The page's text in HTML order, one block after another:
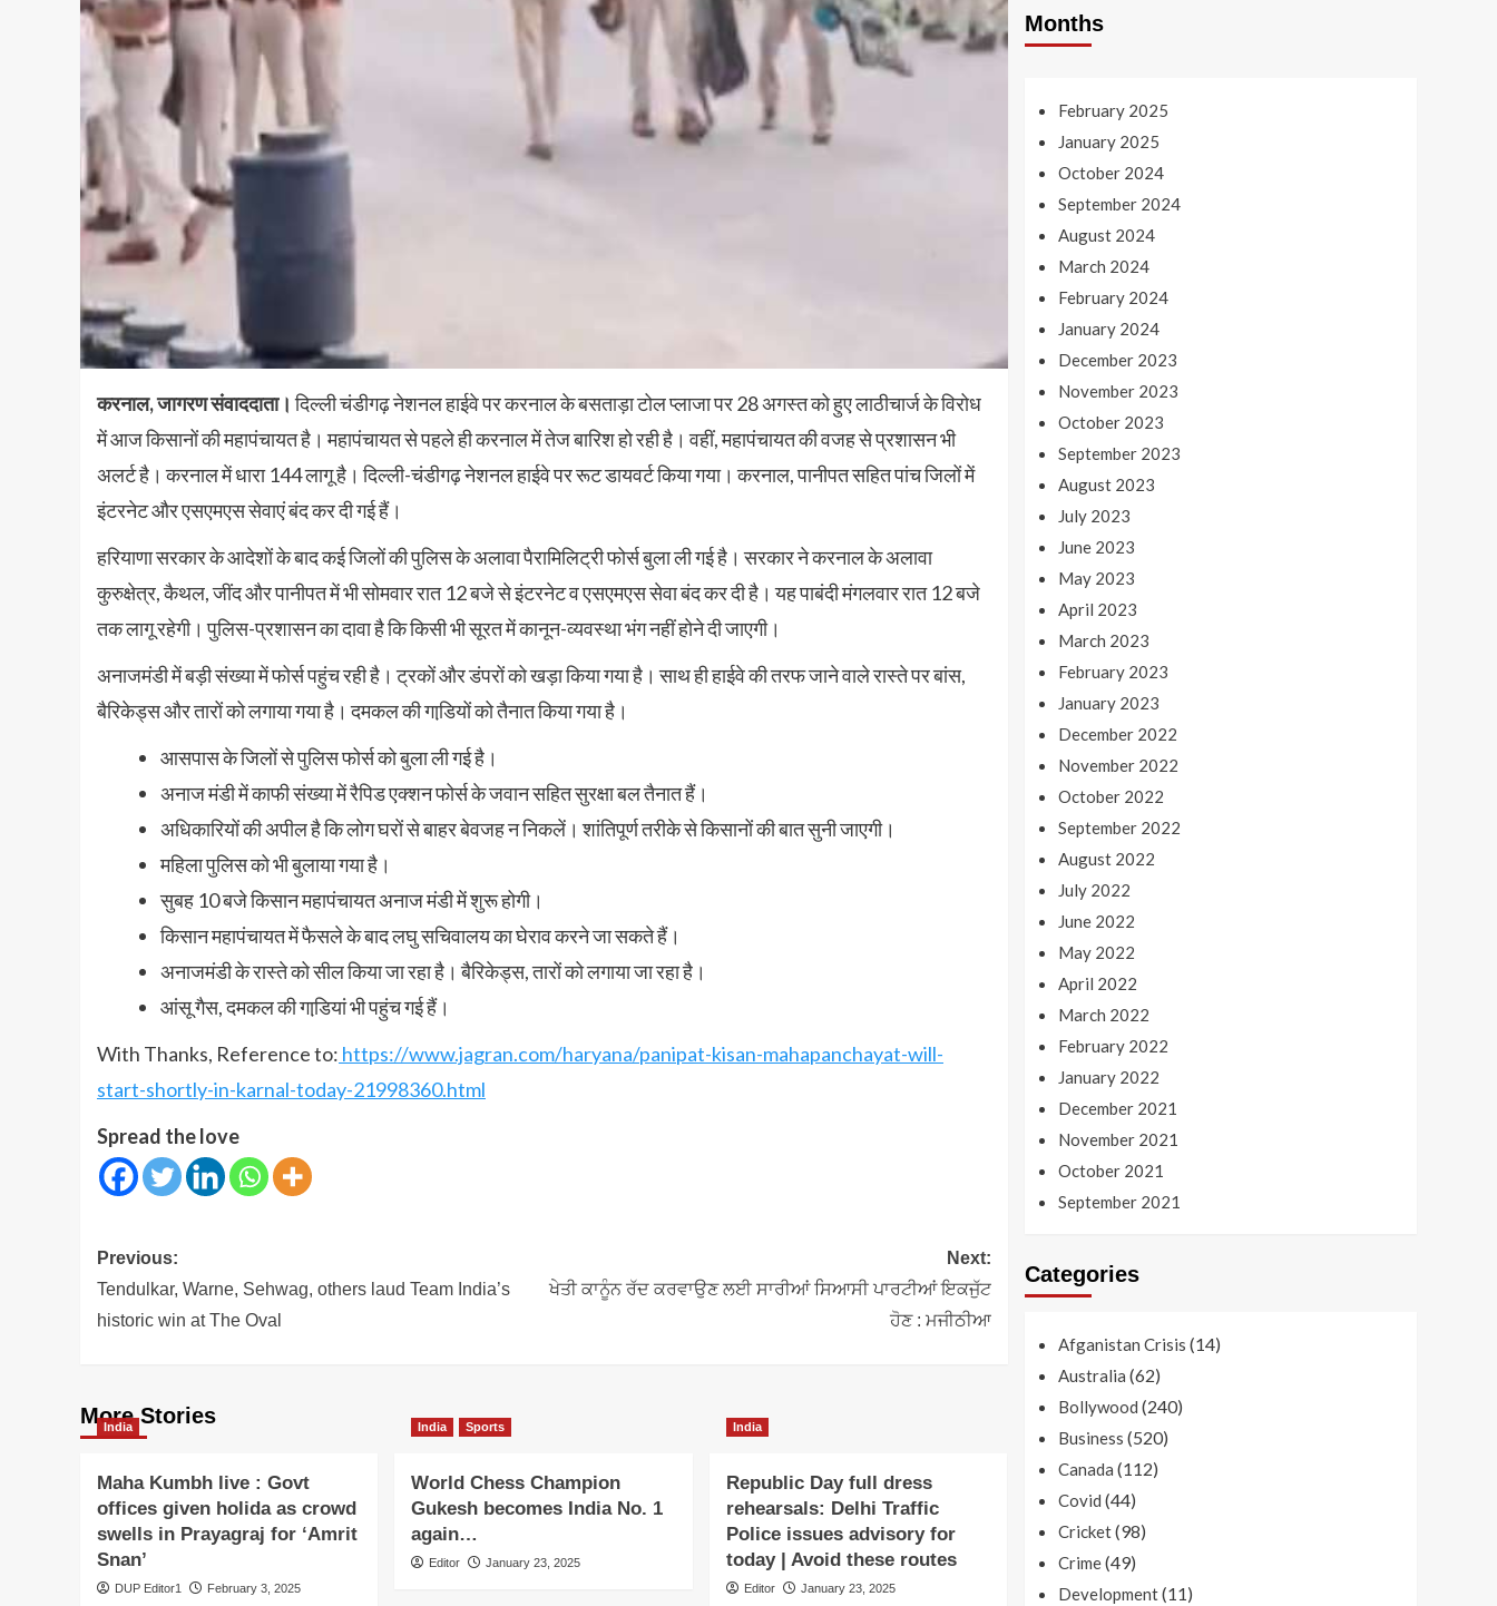
करनाल, जागरण संवाददाता।दिल्‍ली चंडीगढ़ नेशनल हाईवे पर करनाल के बसताड़ा टोल प्‍लाजा पर 28 अगस्त को हुए लाठीचार्ज के विरोध
में आज किसानों की महापंचायत है। महापंचायत से पहले ही करनाल में तेज बारिश हो रही है। वहीं, महापंचायत की वजह से प्रशासन भी
अलर्ट है। करनाल में धारा 144 लागू है। दिल्ली-चंडीगढ़ नेशनल हाईवे पर रूट डायवर्ट किया गया। करनाल, पानीपत सहित पांच जिलों में
इंटरनेट और एसएमएस सेवाएं बंद कर दी गई हैं।
हरियाणा सरकार के आदेशों के बाद कई जिलों की पुलिस के अलावा पैरामिलिट्री फोर्स बुला ली गई है। सरकार ने करनाल के अलावा
कुरुक्षेत्र, कैथल, जींद और पानीपत में भी सोमवार रात 12 बजे से इंटरनेट व एसएमएस सेवा बंद कर दी है। यह पाबंदी मंगलवार रात 12 बजे
तक लागू रहेगी। पुलिस-प्रशासन का दावा है कि किसी भी सूरत में कानून-व्यवस्था भंग नहीं होने दी जाएगी।
अनाजमंडी में बड़ी संख्‍या में फोर्स पहुंच रही है। ट्रकों और डंपरों को खड़ा किया गया है। साथ ही हाईवे की तरफ जाने वाले रास्‍ते पर बांस,
बैरिकेड्स और तारों को लगाया गया है। दमकल की गाडि़यों को तैनात किया गया है।
आसपास के जिलों से पुलिस फोर्स को बुला ली गई है।
अनाज मंडी में काफी संख्‍या में रैपिड एक्‍शन फोर्स के जवान सहित सुरक्षा बल तैनात हैं।
अधिकारियों की अपील है कि लोग घरों से बाहर बेवजह न निकलें। शांतिपूर्ण तरीके से किसानों की बात सुनी जाएगी।
महिला पुलिस को भी बुलाया गया है।
सुबह 10 बजे किसान महापंचायत अनाज मंडी में शुरू होगी।
किसान महापंचायत में फैसले के बाद लघु सचिवालय का घेराव करने जा सकते हैं।
अनाजमंडी के रास्‍ते को सील किया जा रहा है। बैरिकेड्स, तारों को लगाया जा रहा है।
आंसू गैस, दमकल की गाडि़यां भी पहुंच गई हैं।
With Thanks, Reference to: https://www.jagran.com/haryana/panipat-kisan-mahapanchayat-will-
start-shortly-in-karnal-today-21998360.html
Spread the love
Post
navigation
Previous:
Tendulkar, Warne, Sehwag, others laud Team India’s
historic win at The Oval
Next:
ਖੇਤੀ ਕਾਨੂੰਨ ਰੱਦ ਕਰਵਾਉਣ ਲਈ ਸਾਰੀਆਂ ਸਿਆਸੀ ਪਾਰਟੀਆਂ ਇਕਜੁੱਟ
ਹੋਣ : ਮਜੀਠੀਆ
More Stories
India
Maha Kumbh live : Govt
offices given holida as crowd
swells in Prayagraj for ‘Amrit
Snan’
DUP Editor1 February 3, 2025
India Sports
World Chess Champion
Gukesh becomes India No. 1
again…
Editor January 23, 2025
India
Republic Day full dress
rehearsals: Delhi Traffic
Police issues advisory for
today | Avoid these routes
Editor January 23, 2025
Months
February 2025
January 2025
October 2024
September 2024
August 2024
March 2024
February 2024
January 2024
December 2023
November 2023
October 2023
September 2023
August 2023
July 2023
June 2023
May 2023
April 2023
March 2023
February 2023
January 2023
December 2022
November 2022
October 2022
September 2022
August 2022
July 2022
June 2022
May 2022
April 2022
March 2022
February 2022
January 2022
December 2021
November 2021
October 2021
September 2021
Categories
Afganistan Crisis (14)
Australia (62)
Bollywood (240)
Business (520)
Canada (112)
Covid (44)
Cricket(98)
Crime(49)
Development(11)